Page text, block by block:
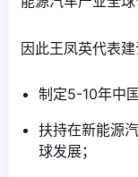
因此王凤英代表建
制定5-10年中
扶持在新能源
球发展；